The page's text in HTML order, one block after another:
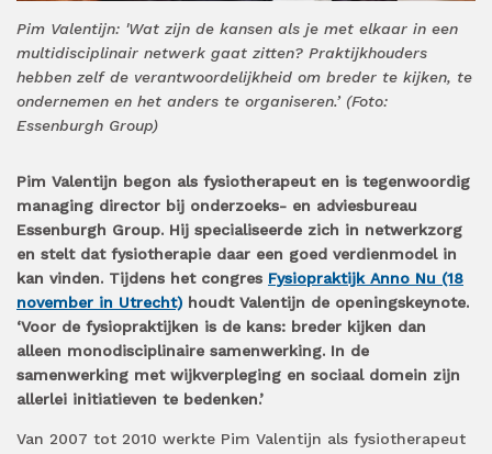
Pim Valentijn: 'Wat zijn de kansen als je met elkaar in een
multidisciplinair netwerk gaat zitten? Praktijkhouders
hebben zelf de verantwoordelijkheid om breder te kijken, te
ondernemen en het anders te organiseren.’ (Foto:
Essenburgh Group)
Pim Valentijn begon als fysiotherapeut en is tegenwoordig
managing director bij onderzoeks- en adviesbureau
Essenburgh Group. Hij specialiseerde zich in netwerkzorg
en stelt dat fysiotherapie daar een goed verdienmodel in
kan vinden. Tijdens het congres Fysiopraktijk Anno Nu (18
november in Utrecht) houdt Valentijn de openingskeynote.
‘Voor de fysiopraktijken is de kans: breder kijken dan
alleen monodisciplinaire samenwerking. In de
samenwerking met wijkverpleging en sociaal domein zijn
allerlei initiatieven te bedenken.’
Van 2007 tot 2010 werkte Pim Valentijn als fysiotherapeut